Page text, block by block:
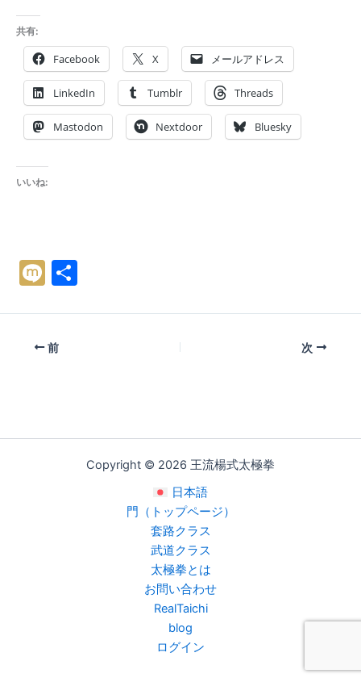
共有:
Facebook X メールアドレス
LinkedIn Tumblr Threads
Mastodon Nextdoor Bluesky
いいね:
M
i
前 次
Copyright © 2026 王流楊式太極拳
日本語
門（トップページ）
套路クラス
武道クラス
太極拳とは
お問い合わせ
RealTaichi
blog
ログイン